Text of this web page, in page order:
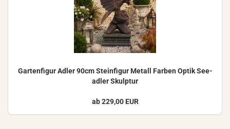
Gar­ten­fi­gur Adler 90cm Stein­fi­gur Me­tall Far­ben Optik See­
ad­ler Skulp­tur
ab 229,00 EUR